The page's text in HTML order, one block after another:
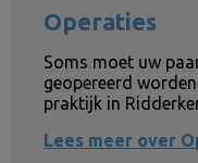
Operaties
Soms moet uw
geopereerd
praktijk in
Lees meer over